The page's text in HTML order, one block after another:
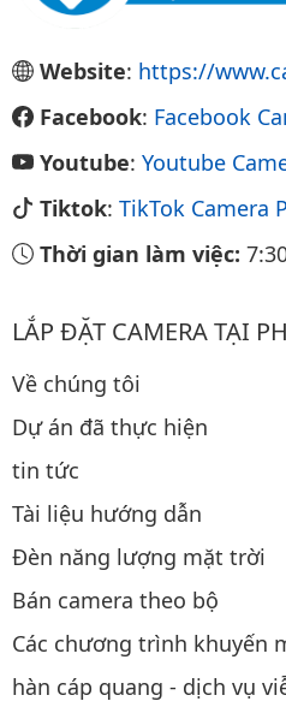
Website: https://
Facebook: Facebook
Youtube: Youtube
Tiktok: TikTok Camera
Thời gian làm việc:
LẮP ĐẶT CAMERA TẠI
Về chúng tôi
Dự án đã thực hiện
tin tức
Tài liệu hướng dẫn
Đèn năng lượng mặt trời
Bán camera theo bộ
Các chương trình khuyến
hàn cáp quang - dịch vụ